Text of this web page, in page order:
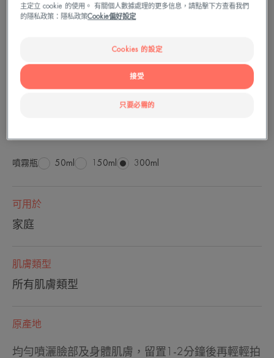
噴霧瓶
噴
50ml
噴
150ml
噴
300ml
可用於
家庭
肌膚類型
所有肌膚類型
原產地
均勻噴灑臉部及身體肌膚，留置1-2分鐘後再輕輕拍
主定立 cookie 的使用。 有關個人數據處理的更多信息，請點擊下方查看我們
的隱私政策：隱私政策Cookie偏好設定
Cookies 的設定
只要必需的
接受